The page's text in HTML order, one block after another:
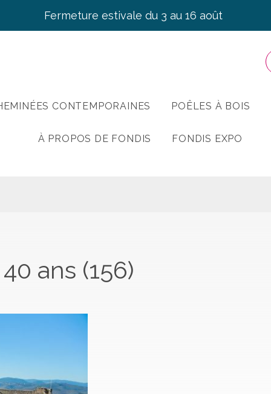
Fermeture estivale du 3 au 16 août
CONTEMPORAINES POÊLES À BOIS
À PROPOS DE FONDIS FONDIS EXPO
ans (156)